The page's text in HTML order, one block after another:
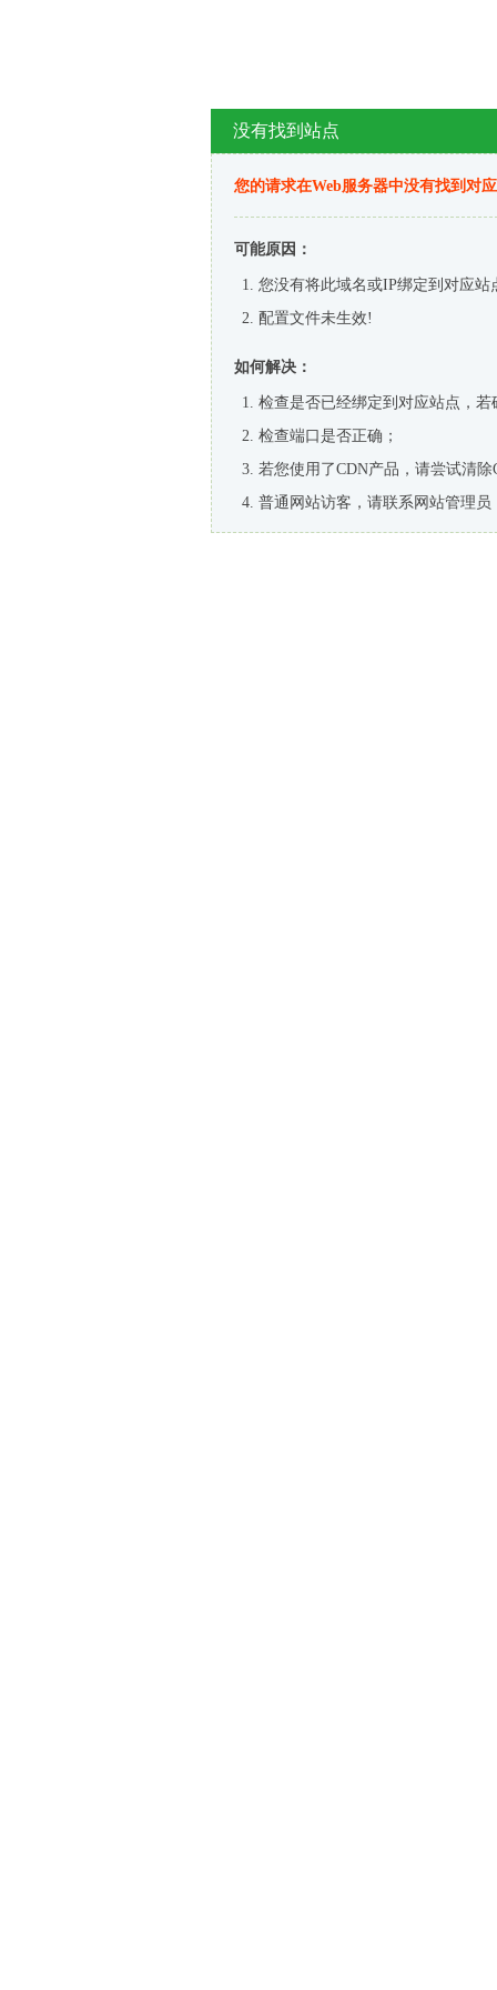
没有找到站点
您的请求在Web服务器中没有找到对
可能原因：
您没有将此域名或IP绑定到对应站
配置文件未生效!
如何解决：
检查是否已经绑定到对应站点，
检查端口是否正确；
若您使用了CDN产品，请尝试清除
普通网站访客，请联系网站管理员